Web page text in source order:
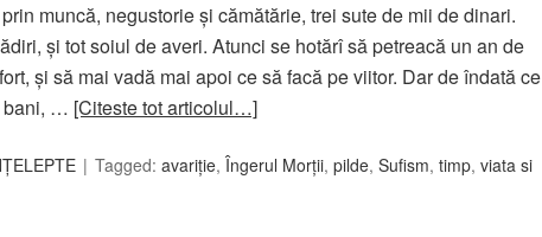
muncă, negustorie şi cămătărie, trei sute de mii de dinari.
şi tot soiul de averi. Atunci se hotărî să petreacă un an de
şi să mai vadă mai apoi ce să facă pe viitor. Dar de îndată ce
bani, … [Citeste tot articolul…]
Tagged: avariţie, Îngerul Morţii, pilde, Sufism, timp, viata si